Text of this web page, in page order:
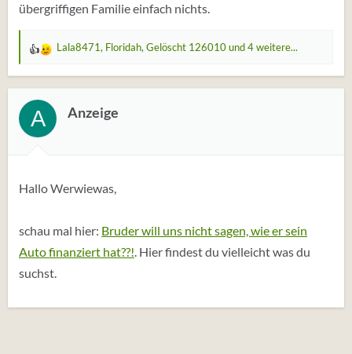
übergriffigen Familie einfach nichts.
W
r
t
u
n
n
Lala8471, Floridah, Gelöscht 126010und 4 weitere...
A Anzeige
Hallo Werwiewas,
schau mal hier: Bruder will uns nicht sagen, wie er sein
Auto finanziert hat??!. Hier findest du vielleicht was du
suchst.